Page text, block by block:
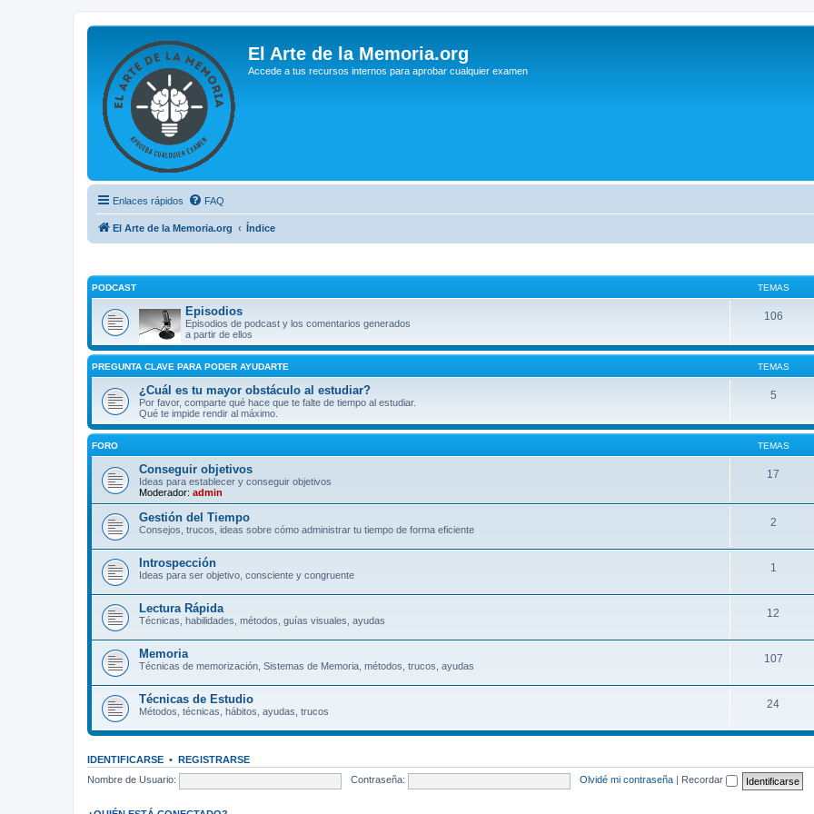
El Arte de la Memoria.org
Accede a tus recursos internos para aprobar cualquier examen
Enlaces rápidos FAQ
El Arte de la Memoria.org Índice
PODCAST TEMAS
Episodios
Episodios de podcast y los comentarios generados
a partir de ellos
106
PREGUNTA CLAVE PARA PODER AYUDARTE TEMAS
¿Cuál es tu mayor obstáculo al estudiar?
Por favor, comparte qué hace que te falte de tiempo al estudiar.
Qué te impide rendir al máximo.
5
FORO TEMAS
Conseguir objetivos
Ideas para establecer y conseguir objetivos
Moderador: admin
17
Gestión del Tiempo
Consejos, trucos, ideas sobre cómo administrar tu tiempo de forma eficiente
2
Introspección
Ideas para ser objetivo, consciente y congruente
1
Lectura Rápida
Técnicas, habilidades, métodos, guías visuales, ayudas
12
Memoria
Técnicas de memorización, Sistemas de Memoria, métodos, trucos, ayudas
107
Técnicas de Estudio
Métodos, técnicas, hábitos, ayudas, trucos
24
IDENTIFICARSE • REGISTRARSE
Nombre de Usuario:
Contraseña: Olvidé mi contraseña Recordar